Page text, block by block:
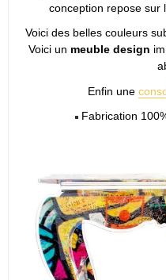
conception repose sur
Voici des belles couleurs
Voici un meuble design
Enfin une
Fabrication